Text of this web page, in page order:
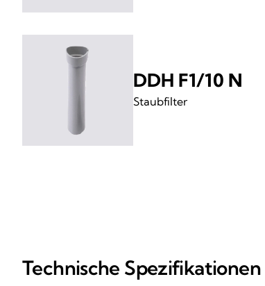
DDH F1/10 N
Staubfilter
Technische Spezifikationen